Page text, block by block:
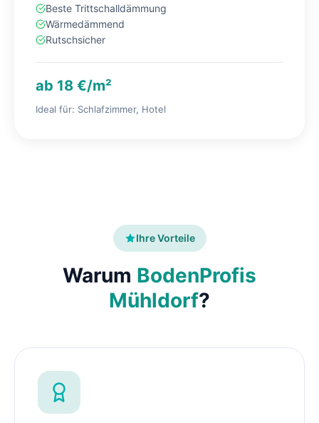
Beste Trittschalldämmung
Wärmedämmend
Rutschsicher
ab 18 €/m²
Ideal für: Schlafzimmer, Hotel
Ihre Vorteile
Warum BodenProfis
Mühldorf?